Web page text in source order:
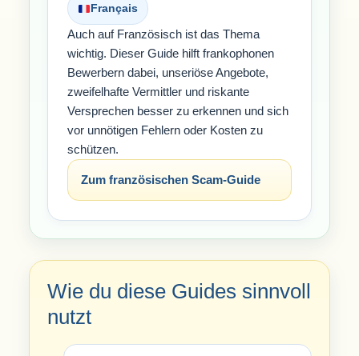
Français
Auch auf Französisch ist das Thema
wichtig. Dieser Guide hilft frankophonen
Bewerbern dabei, unseriöse Angebote,
zweifelhafte Vermittler und riskante
Versprechen besser zu erkennen und sich
vor unnötigen Fehlern oder Kosten zu
schützen.
Zum französischen Scam-Guide
Wie du diese Guides sinnvoll
nutzt